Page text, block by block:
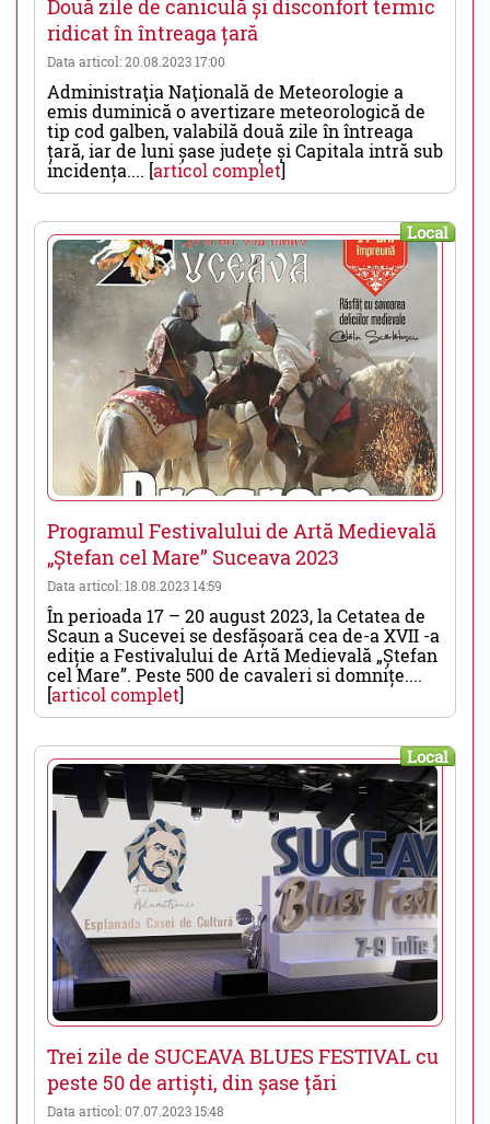
Două zile de caniculă și disconfort termic
ridicat în întreaga țară
Data articol: 20.08.2023 17:00
Administraţia Naţională de Meteorologie a
emis duminică o avertizare meteorologică de
tip cod galben, valabilă două zile în întreaga
țară, iar de luni șase județe și Capitala intră sub
incidența.... [articol complet]
Local
Programul Festivalului de Artă Medievală
„Ștefan cel Mare” Suceava 2023
Data articol: 18.08.2023 14:59
În perioada 17 – 20 august 2023, la Cetatea de
Scaun a Sucevei se desfășoară cea de-a XVII -a
ediție a Festivalului de Artă Medievală „Ștefan
cel Mare”. Peste 500 de cavaleri si domnițe....
[articol complet]
Local
Trei zile de SUCEAVA BLUES FESTIVAL cu
peste 50 de artiști, din șase țări
Data articol: 07.07.2023 15:48